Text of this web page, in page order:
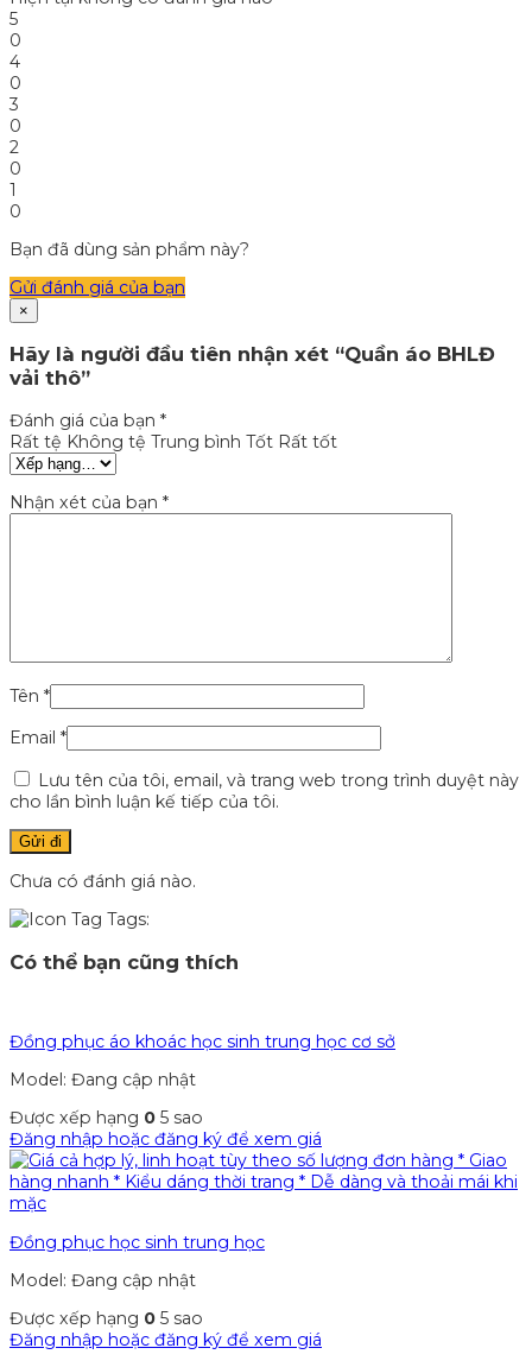
5
0
4
0
3
0
2
0
1
0
Bạn đã dùng sản phẩm này?
Gửi đánh giá của bạn
×
Hãy là người đầu tiên nhận xét “Quần áo BHLĐ
vải thô”
Đánh giá của bạn *
Rất tệ Không tệ Trung bình Tốt Rất tốt
Nhận xét của bạn *
Tên *
Email *
Lưu tên của tôi, email, và trang web trong trình duyệt này
cho lần bình luận kế tiếp của tôi.
Chưa có đánh giá nào.
Tags:
Có thể bạn cũng thích
Đồng phục áo khoác học sinh trung học cơ sở
Model: Đang cập nhật
Được xếp hạng 0 5 sao
Đăng nhập hoặc đăng ký để xem giá
Đồng phục học sinh trung học
Model: Đang cập nhật
Được xếp hạng 0 5 sao
Đăng nhập hoặc đăng ký để xem giá